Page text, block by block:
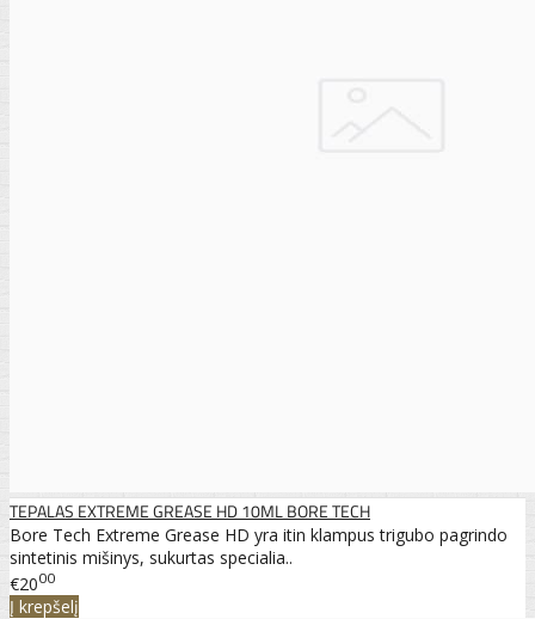
TEPALAS EXTREME GREASE HD 10ML BORE TECH
Bore Tech Extreme Grease HD yra itin klampus trigubo pagrindo
sintetinis mišinys, sukurtas specialia..
€2000
Į krepšelį